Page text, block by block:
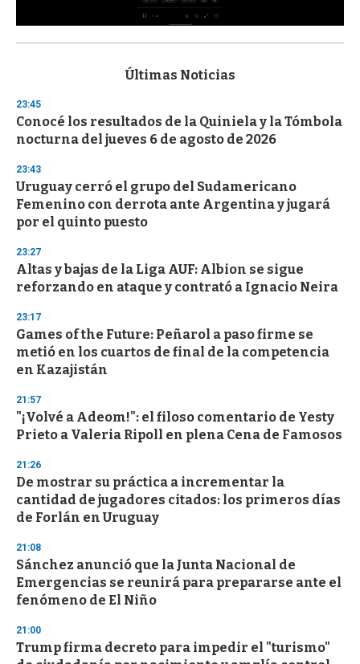
s
d
s
o
f
3
s
e
c
o
d
s
Últimas Noticias
23:45
Conocé los resultados de la Quiniela y la Tómbola
nocturna del jueves 6 de agosto de 2026
23:43
Uruguay cerró el grupo del Sudamericano
Femenino con derrota ante Argentina y jugará
por el quinto puesto
23:27
Altas y bajas de la Liga AUF: Albion se sigue
reforzando en ataque y contrató a Ignacio Neira
23:17
Games of the Future: Peñarol a paso firme se
metió en los cuartos de final de la competencia
en Kazajistán
21:57
"¡Volvé a Adeom!": el filoso comentario de Yesty
Prieto a Valeria Ripoll en plena Cena de Famosos
21:26
De mostrar su práctica a incrementar la
cantidad de jugadores citados: los primeros días
de Forlán en Uruguay
21:08
Sánchez anunció que la Junta Nacional de
Emergencias se reunirá para prepararse ante el
fenómeno de El Niño
21:00
Trump firma decreto para impedir el "turismo"